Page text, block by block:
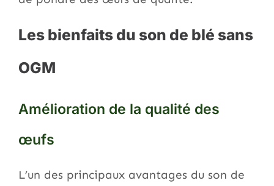
Les bienfaits du son de blé sans
OGM
Amélioration de la qualité des
œufs
L’un des principaux avantages du son de